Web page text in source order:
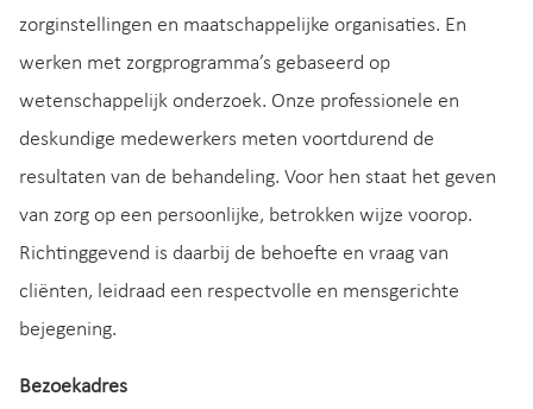
zorginstellingen en maatschappelijke organisaties. En
werken met zorgprogramma’s gebaseerd op
wetenschappelijk onderzoek. Onze professionele en
deskundige medewerkers meten voortdurend de
resultaten van de behandeling. Voor hen staat het geven
van zorg op een persoonlijke, betrokken wijze voorop.
Richtinggevend is daarbij de behoefte en vraag van
cliënten, leidraad een respectvolle en mensgerichte
bejegening.
Bezoekadres